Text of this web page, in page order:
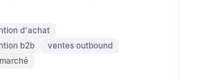
d'achat
b2b
ventes outbound